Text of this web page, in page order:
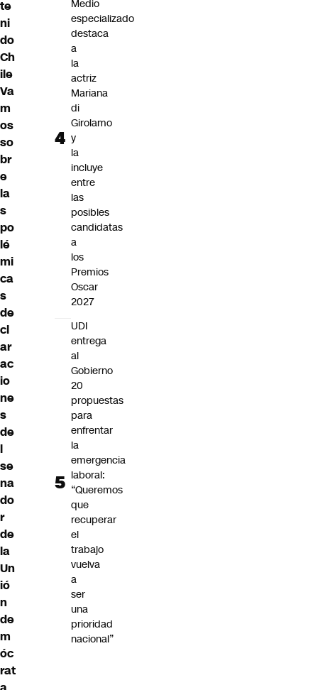
te
ni
do
Ch
ile
Va
m
os
so
br
e
la
s
po
lé
mi
ca
s
de
cl
ar
ac
io
ne
s
de
l
se
na
do
r
de
la
Un
ió
n
de
m
óc
rat
Medio
especializado
destaca
a
la
actriz
Mariana
di
Girolamo
y
la
incluye
entre
las
posibles
candidatas
a
los
Premios
Oscar
2027
UDI
entrega
al
Gobierno
20
propuestas
para
enfrentar
la
emergencia
laboral:
“Queremos
que
recuperar
el
trabajo
vuelva
a
ser
una
prioridad
nacional”